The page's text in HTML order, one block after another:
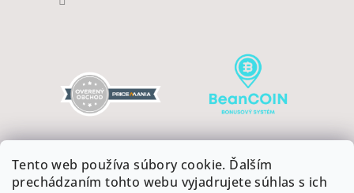
Tento web používa súbory cookie. Ďalším
prechádzaním tohto webu vyjadrujete súhlas s ich